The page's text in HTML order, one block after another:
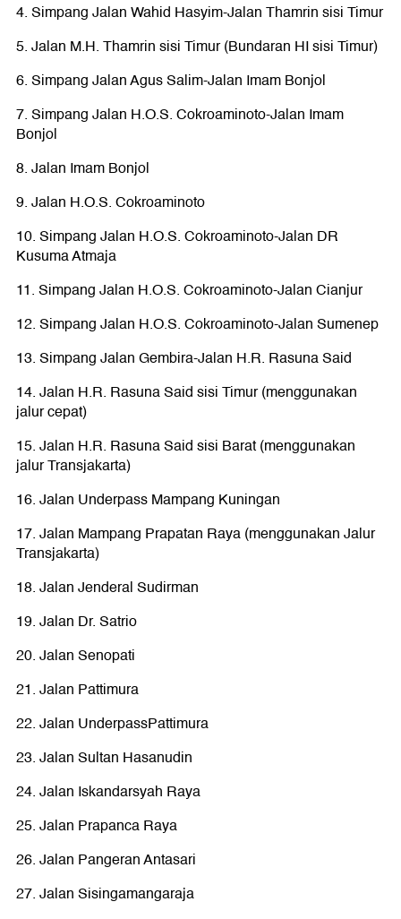
4. Simpang Jalan Wahid Hasyim-Jalan Thamrin sisi Timur
5. Jalan M.H. Thamrin sisi Timur (Bundaran HI sisi Timur)
6. Simpang Jalan Agus Salim-Jalan Imam Bonjol
7. Simpang Jalan H.O.S. Cokroaminoto-Jalan Imam
Bonjol
8. Jalan Imam Bonjol
9. Jalan H.O.S. Cokroaminoto
10. Simpang Jalan H.O.S. Cokroaminoto-Jalan DR
Kusuma Atmaja
11. Simpang Jalan H.O.S. Cokroaminoto-Jalan Cianjur
12. Simpang Jalan H.O.S. Cokroaminoto-Jalan Sumenep
13. Simpang Jalan Gembira-Jalan H.R. Rasuna Said
14. Jalan H.R. Rasuna Said sisi Timur (menggunakan
jalur cepat)
15. Jalan H.R. Rasuna Said sisi Barat (menggunakan
jalur Transjakarta)
16. Jalan Underpass Mampang Kuningan
17. Jalan Mampang Prapatan Raya (menggunakan Jalur
Transjakarta)
18. Jalan Jenderal Sudirman
19. Jalan Dr. Satrio
20. Jalan Senopati
21. Jalan Pattimura
22. Jalan UnderpassPattimura
23. Jalan Sultan Hasanudin
24. Jalan Iskandarsyah Raya
25. Jalan Prapanca Raya
26. Jalan Pangeran Antasari
27. Jalan Sisingamangaraja